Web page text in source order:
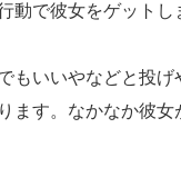
動で彼女をゲットし
もいいやなどと投
ます。なかなか彼